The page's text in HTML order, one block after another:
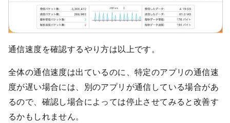
通信速度を確認するやり方は以上です。
全体の通信速度は出ているのに、特定のアプリの通信速
度が遅い場合には、別のアプリが通信している場合があ
るので、確認し場合によっては停止させてみると改善す
るかもしれません。